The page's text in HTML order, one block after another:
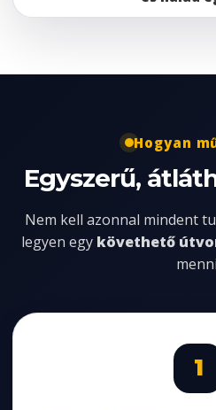
Hogyan
Egyszerű,
Nem kell azonnal mindent
legyen egy követhető